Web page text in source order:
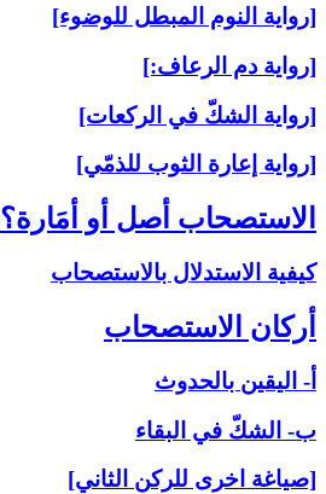
[رواية النوم المبطل للوضوء]
[رواية دم الرعاف:]
[رواية الشكّ في الركعات]
[رواية إعارة الثوب للذمّي]
الاستصحاب أصل أو أمَارة؟
كيفية الاستدلال بالاستصحاب
أركان الاستصحاب‏
أ- اليقين بالحدوث
ب- الشكّ في البقاء
[صياغة اخرى للركن الثاني]